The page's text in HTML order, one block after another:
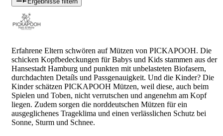
Erfahrene Eltern schwören auf Mützen von PICKAPOOH. Die
schicken Kopfbedeckungen für Babys und Kids stammen aus der
Hansestadt Hamburg und punkten mit unbelasteten Biofasern,
durchdachten Detaíls und Passgenauigkeit. Und die Kinder? Die
Kinder schätzen PICKAPOOH Mützen, weil diese, auch beim
Spielen und Toben, nicht verrutschen und angenehm am Kopf
liegen. Zudem sorgen die norddeutschen Mützen für ein
ausgeglichenes Trageklima und einen verlässlichen Schutz bei
Sonne, Sturm und Schnee.